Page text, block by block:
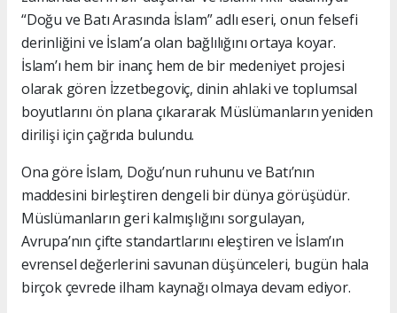
“Doğu ve Batı Arasında İslam” adlı eseri, onun felsefi
derinliğini ve İslam’a olan bağlılığını ortaya koyar.
İslam’ı hem bir inanç hem de bir medeniyet projesi
olarak gören İzzetbegoviç, dinin ahlaki ve toplumsal
boyutlarını ön plana çıkararak Müslümanların yeniden
dirilişi için çağrıda bulundu.
Ona göre İslam, Doğu’nun ruhunu ve Batı’nın
maddesini birleştiren dengeli bir dünya görüşüdür.
Müslümanların geri kalmışlığını sorgulayan,
Avrupa’nın çifte standartlarını eleştiren ve İslam’ın
evrensel değerlerini savunan düşünceleri, bugün hala
birçok çevrede ilham kaynağı olmaya devam ediyor.